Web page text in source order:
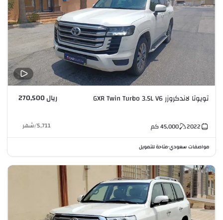
تويوتا لاندكروزر GXR Twin Turbo 3.5L V6 ريال 270,500
2022
45,000كم 5,711
/شهر
مواصفات سعودي•متاحة للتمويل